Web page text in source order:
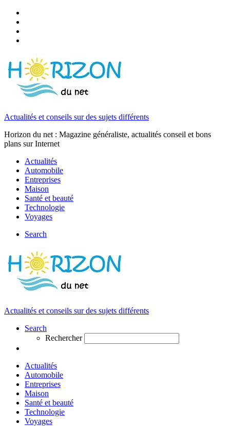
Actualités et conseils sur des sujets différents
Horizon du net : Magazine généraliste, actualités conseil et bons
plans sur Internet
Actualités
Automobile
Entreprises
Maison
Santé et beauté
Technologie
Voyages
Search
Actualités et conseils sur des sujets différents
Search
Rechercher
Actualités
Automobile
Entreprises
Maison
Santé et beauté
Technologie
Voyages